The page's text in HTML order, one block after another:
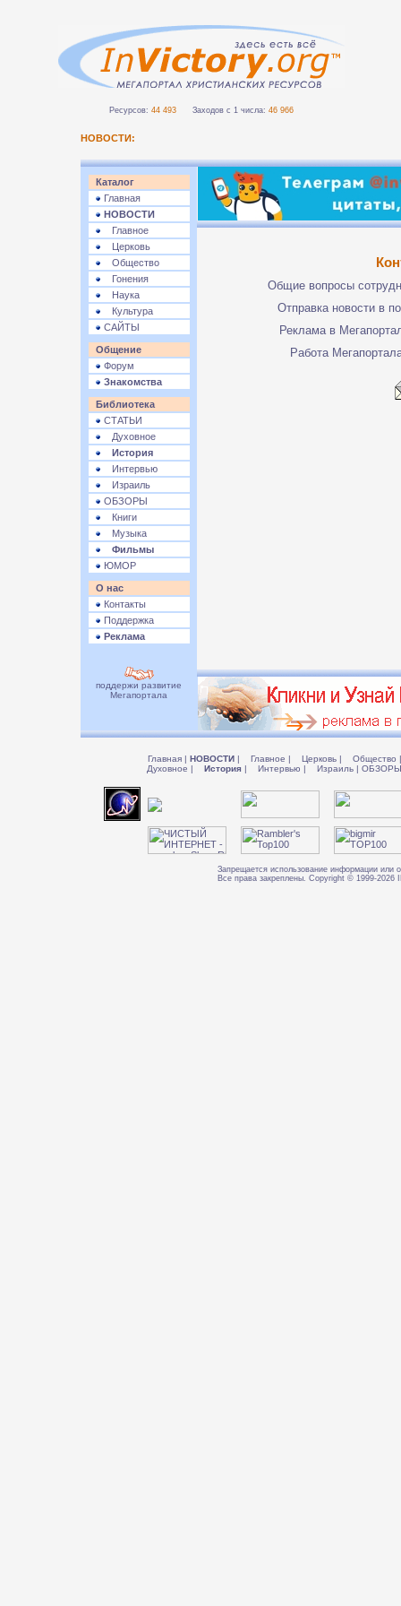
Ресурсов: 44 493 Заходов с 1 числа: 46 966
НОВОСТИ:
Каталог
Главная
НОВОСТИ
Главное
Церковь
Общество
Гонения
Наука
Культура
САЙТЫ
Общение
Форум
Знакомства
Библиотека
СТАТЬИ
Духовное
История
Интервью
Израиль
ОБЗОРЫ
Книги
Музыка
Фильмы
ЮМОР
О нас
Контакты
Поддержка
Реклама
Общие вопросы
Отправка новости в
Реклама в
Работа
поддержи развитие
Мегапортала
Главная | НОВОСТИ | Главное | Церковь | Общество |
Духовное | История | Интервью | Израиль |
Запрещается использование информации или
Все права закреплены. Copyright © 1999-